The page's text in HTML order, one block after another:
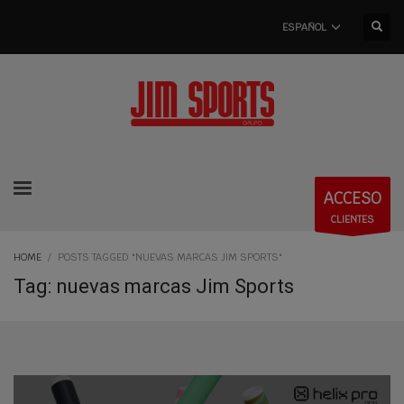
ESPAÑOL
ACCESO
CLIENTES
HOME POSTS TAGGED "NUEVAS MARCAS JIM SPORTS"
Tag: nuevas marcas Jim Sports